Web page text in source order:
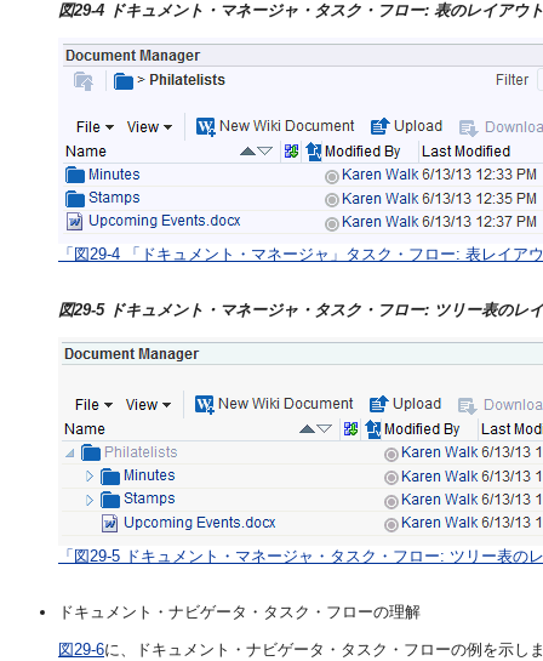
図29-4 ドキュメント・マネージャ・タスク・フロー: 表のレイアウト
「図29-4 「ドキュメント・マネージャ」タスク・フロー: 表レイア
図29-5 ドキュメント・マネージャ・タスク・フロー: ツリー表のレ
「図29-5 ドキュメント・マネージャ・タスク・フロー: ツリー表の
ドキュメント・ナビゲータ・タスク・フローの理解
図29-6に、ドキュメント・ナビゲータ・タスク・フローの例を示し